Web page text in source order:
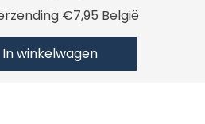
€7,95 België
In winkelwagen